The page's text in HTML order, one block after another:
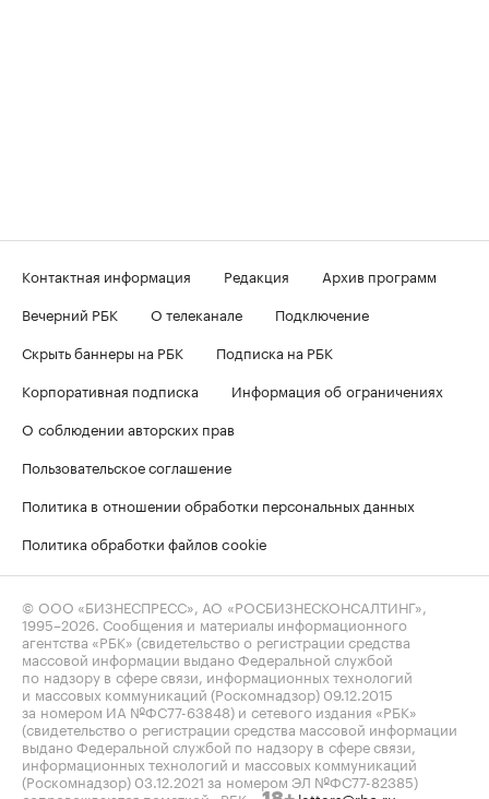
Контактная информация Редакция
Архив программ
Вечерний РБК
О телеканале
Подключение
Скрыть баннеры на РБК
Подписка на РБК
Корпоративная подписка
Информация об ограничениях
О соблюдении авторских прав
Пользовательское соглашение
Политика в отношении обработки персональных данных
Политика обработки файлов cookie
© ООО «БИЗНЕСПРЕСС», АО «РОСБИЗНЕСКОНСАЛТИНГ»,
1995–2026 . Сообщения и материалы информационного
агентства «РБК» (свидетельство о регистрации средства
массовой информации выдано Федеральной службой
по надзору в сфере связи, информационных технологий
и массовых коммуникаций (Роскомнадзор) 09.12.2015
за номером ИА №ФС77-63848) и сетевого издания «РБК»
(свидетельство о регистрации средства массовой информации
выдано Федеральной службой по надзору в сфере связи,
информационных технологий и массовых коммуникаций
(Роскомнадзор) 03.12.2021 за номером ЭЛ №ФС77-82385)